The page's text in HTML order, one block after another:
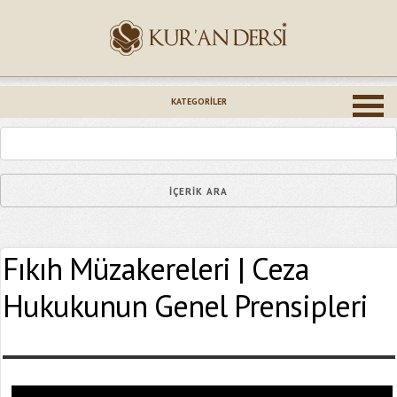
KATEGORILER
Fıkıh Müzakereleri | Ceza
Hukukunun Genel Prensipleri
Epostanız (*)
Yaşadığınız Hatanın Ayrıntıları